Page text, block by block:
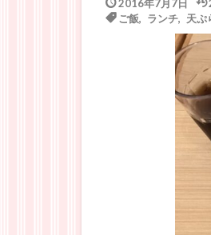
2016年7月7日
ご飯
ランチ, 天ぷ